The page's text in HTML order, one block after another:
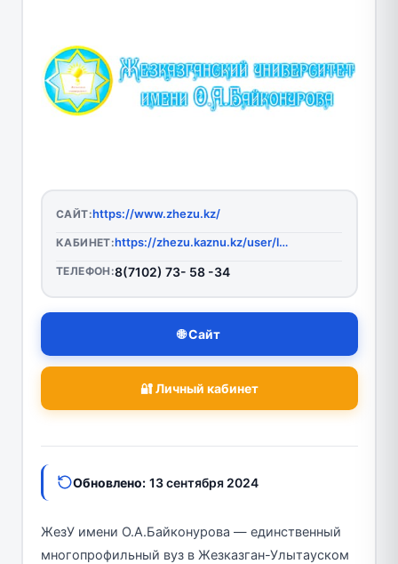
САЙТ:https://www.zhezu.kz/
КАБИНЕТ: https://zhezu.kaznu.kz/user/login
ТЕЛЕФОН:8(7102) 73- 58 -34
🌐 Сайт
🔐 Личный кабинет
Обновлено: 13 сентября 2024
ЖезУ имени О.А.Байконурова — единственный
многопрофильный вуз в Жезказган-Улытауском